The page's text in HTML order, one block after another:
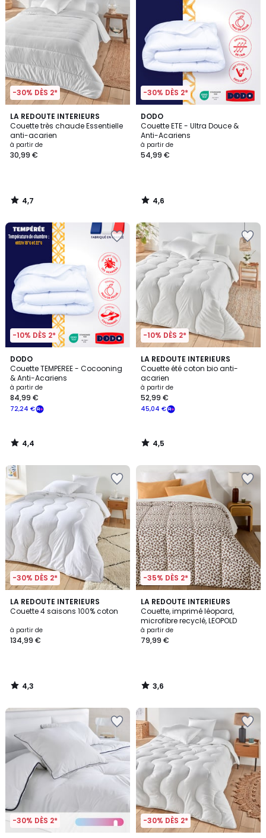
-30% DÈS 2*
LA REDOUTE INTERIEURS
Couette très chaude Essentielle
anti-acarien
à partir de
30,99 €
4,7
/ 5
4,7
/
-30% DÈS 2*
DODO
Couette ETE - Ultra Douce &
Anti-Acariens
à partir de
54,99 €
4,6
/ 5
4,6
/
-10% DÈS 2*
DODO
Couette TEMPEREE - Cocooning
& Anti-Acariens
à partir de
72,24 €
84,99 €
4,4
/ 5
4,4
/
-10% DÈS 2*
LA REDOUTE INTERIEURS
Couette été coton bio anti-
acarien
à partir de
45,04 €
52,99 €
4,5
/ 5
4,5
/
-30% DÈS 2*
LA REDOUTE INTERIEURS
Couette 4 saisons 100% coton
à partir de
134,99 €
4,3
/ 5
4,3
/
-35% DÈS 2*
LA REDOUTE INTERIEURS
Couette, imprimé léopard,
microfibre recyclé, LEOPOLD
à partir de
79,99 €
3,6
/ 5
3,6
/
-30% DÈS 2* -30% DÈS 2*